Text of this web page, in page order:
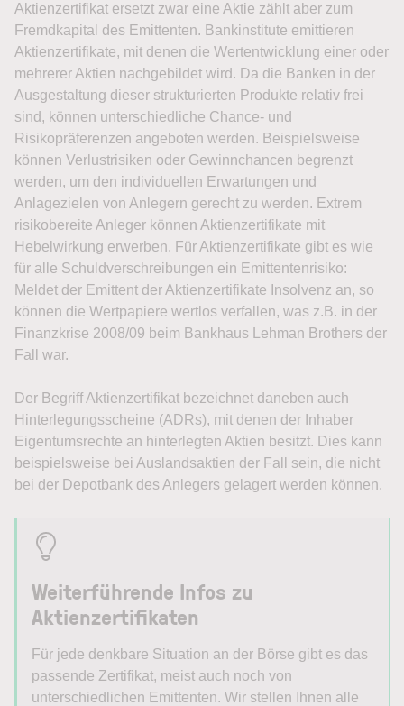
Aktienzertifikat ersetzt zwar eine Aktie zählt aber zum
Fremdkapital des Emittenten. Bankinstitute emittieren
Aktienzertifikate, mit denen die Wertentwicklung einer oder
mehrerer Aktien nachgebildet wird. Da die Banken in der
Ausgestaltung dieser strukturierten Produkte relativ frei
sind, können unterschiedliche Chance- und
Risikopräferenzen angeboten werden. Beispielsweise
können Verlustrisiken oder Gewinnchancen begrenzt
werden, um den individuellen Erwartungen und
Anlagezielen von Anlegern gerecht zu werden. Extrem
risikobereite Anleger können Aktienzertifikate mit
Hebelwirkung erwerben. Für Aktienzertifikate gibt es wie
für alle Schuldverschreibungen ein Emittentenrisiko:
Meldet der Emittent der Aktienzertifikate Insolvenz an, so
können die Wertpapiere wertlos verfallen, was z.B. in der
Finanzkrise 2008/09 beim Bankhaus Lehman Brothers der
Fall war.
Der Begriff Aktienzertifikat bezeichnet daneben auch
Hinterlegungsscheine (ADRs), mit denen der Inhaber
Eigentumsrechte an hinterlegten Aktien besitzt. Dies kann
beispielsweise bei Auslandsaktien der Fall sein, die nicht
bei der Depotbank des Anlegers gelagert werden können.
Weiterführende Infos zu
Aktienzertifikaten
Für jede denkbare Situation an der Börse gibt es das
passende Zertifikat, meist auch noch von
unterschiedlichen Emittenten. Wir stellen Ihnen alle